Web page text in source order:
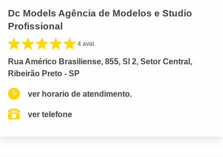
Dc Models Agência de Modelos e Studio
Profissional
4 aval.
Rua Américo Brasiliense, 855, Sl 2, Setor Central,
Ribeirão Preto - SP
ver horario de atendimento.
ver telefone